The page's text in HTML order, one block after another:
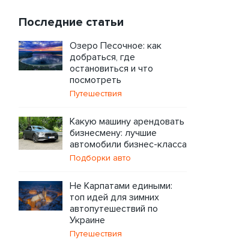
Последние статьи
Озеро Песочное: как
добраться, где
остановиться и что
посмотреть
Путешествия
Какую машину арендовать
бизнесмену: лучшие
автомобили бизнес-класса
Подборки авто
Не Карпатами едиными:
топ идей для зимних
автопутешествий по
Украине
Путешествия